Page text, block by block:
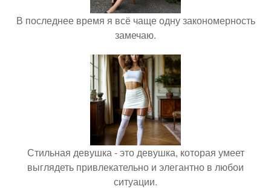
В последнее время я всё чаще одну закономерность
замечаю.
Стильная девушка - это девушка, которая умеет
выглядеть привлекательно и элегантно в любои
ситуации.